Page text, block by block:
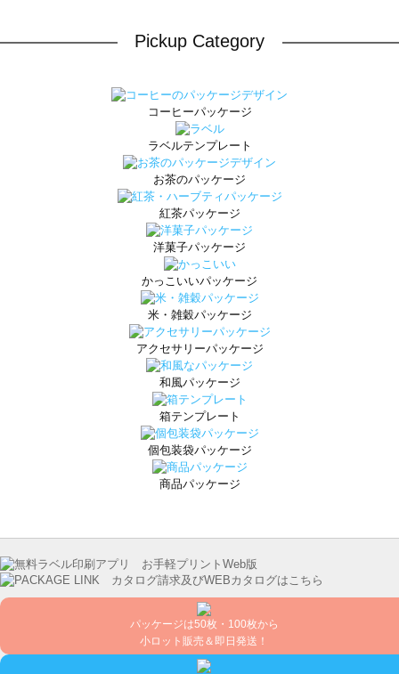
Pickup Category
コーヒーパッケージ
ラベルテンプレート
お茶のパッケージ
紅茶パッケージ
洋菓子パッケージ
かっこいいパッケージ
米・雑穀パッケージ
アクセサリーパッケージ
和風パッケージ
箱テンプレート
個包装袋パッケージ
商品パッケージ
パッケージは50枚・100枚から
小ロット販売＆即日発送！